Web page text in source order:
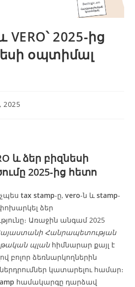
2025‑ից
օպտիմալ
և ձեր բիզնեսի
2025‑ից հետո
tax stamp-ը,vero-ն ևstamp-
ձեր
Առաջին անգամ 2025
Հանրապետության
պլանհիմնարար քայլ է
բոլոր ձեռնարկողներին
կատարելու համար։
համակարգը դարձավ